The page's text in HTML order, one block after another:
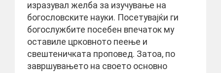
изразувал желба за изучување на
богословските науки. Посетувајќи ги
богослужбите посебен впечаток му
оставиле црковното пеење и
свештеничката проповед. Затоа, по
завршувањето на своето основно